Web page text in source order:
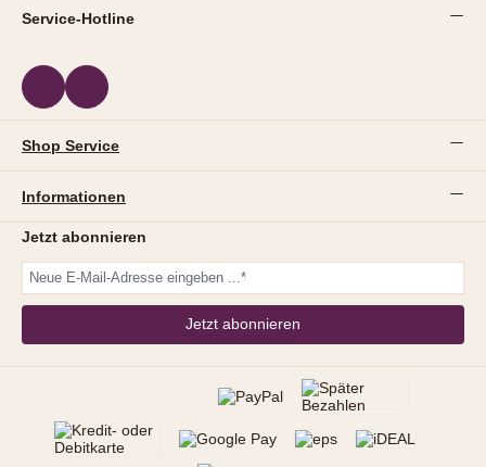
Service-Hotline
Shop Service
Informationen
Jetzt abonnieren
Jetzt abonnieren